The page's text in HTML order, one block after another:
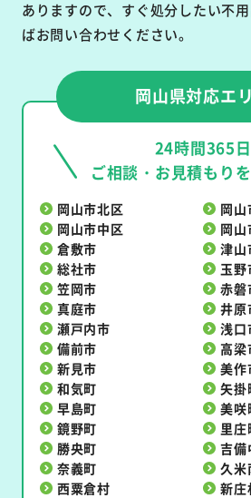
ありますので、すぐ処分したい不
ばお問い合わせください。
岡山県対応エ
24時間365日
ご相談・お見積もり
岡山市北区
岡山
岡山市中区
岡山
倉敷市
津山
総社市
玉野
笠岡市
赤磐
真庭市
井原
瀬戸内市
浅口
備前市
高梁
新見市
美作
和気町
矢掛
早島町
美咲
鏡野町
里庄
勝央町
吉備
奈義町
久米
西粟倉村
新庄